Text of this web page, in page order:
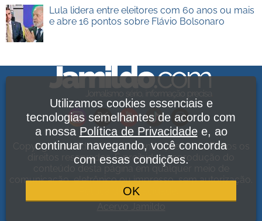
Lula lidera entre eleitores com 60 anos ou mais
e abre 16 pontos sobre Flávio Bolsonaro
Copyright Jamildo Melo Comunicações Ltda. Todos os
direitos reservados. É proibida a reprodução do
conteúdo desta página em qualquer meio de
comunicação, eletrônico ou impresso, sem autorização.
Política de Privacidade
Utilizamos cookies essenciais e
tecnologias semelhantes de acordo com
a nossa Política de Privacidadee, ao
continuar navegando, você concorda
com essas condições.
OK